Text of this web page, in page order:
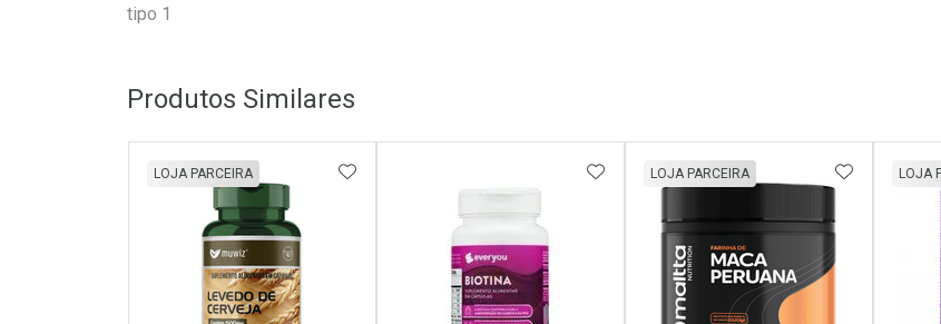
tipo 1
Produtos Similares
LOJA PARCEIRA ADICIONAR AOS FAVORITOSADICIONAR AOS FAVORITOS
LOJA PARCEIRA LOJA